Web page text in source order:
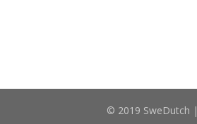
© 2019 SweDutch |